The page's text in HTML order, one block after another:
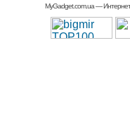
MyGadget.com.ua—